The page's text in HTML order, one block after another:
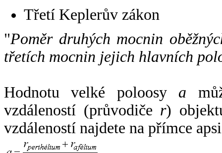
Třetí Keplerův zákon
"Poměr druhých mocnin
třetích mocnin jejich hlavních
Hodnotu velké poloosy a
vzdáleností (průvodiče r)
vzdáleností najdete na přímce